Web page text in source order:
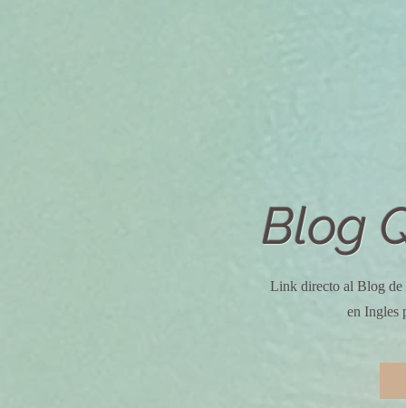
Blog
Link directo al Blog de
en Ingles